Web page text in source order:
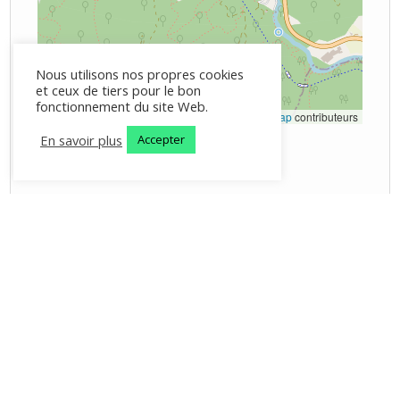
Brochure|© OpenStreetMapcontributeurs
Nous utilisons nos propres cookies
et ceux de tiers pour le bon
fonctionnement du site Web.
En savoir plus
Accepter